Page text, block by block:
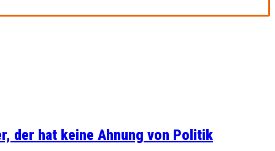
der hat keine Ahnung von Politik